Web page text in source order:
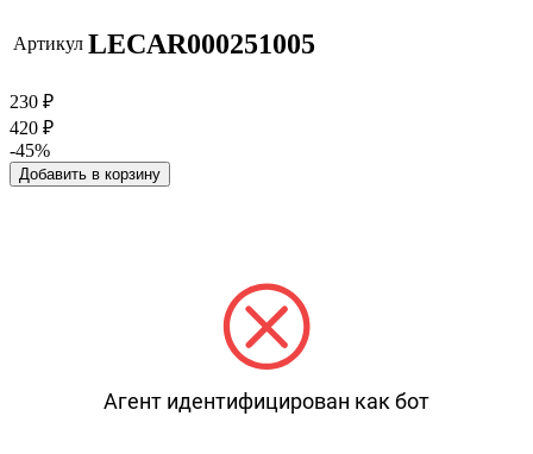
Артикул LECAR000251005
230 ₽
420 ₽
-45%
Добавить в корзину
Агент идентифицирован как бот